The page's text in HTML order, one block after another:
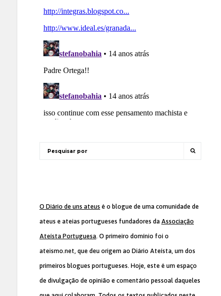
O Diário de uns ateus é o blogue de uma comunidade de
ateus e ateias portugueses fundadores da Associação
Ateísta Portuguesa. O primeiro domínio foi o
ateismo.net, que deu origem ao Diário Ateísta, um dos
primeiros blogues portugueses. Hoje, este é um espaço
de divulgação de opinião e comentário pessoal daqueles